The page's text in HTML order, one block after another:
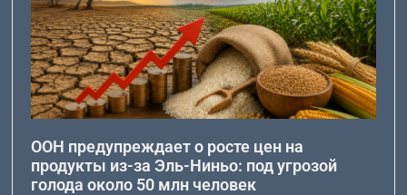
ООН предупреждает о росте цен на
продукты из-за Эль-Ниньо: под угрозой
голода около 50 млн человек